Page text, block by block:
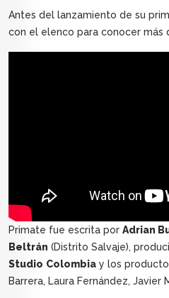
Antes del lanzamiento de su
con el elenco para conocer más
Primate fue escrita por Adrian
Beltrán (Distrito Salvaje),
Studio Colombia y los
Barrera, Laura Fernández, Javier